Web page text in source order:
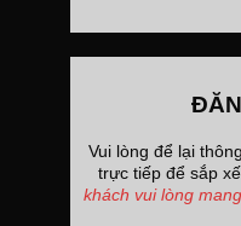
Vui lòng để lại
trực tiếp để sắp
khách vui lòng